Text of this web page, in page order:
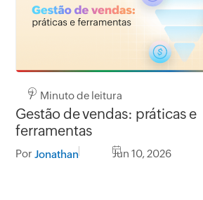
7 Minuto de leitura
Gestão de vendas: práticas e
ferramentas
Por Jonathan Jun 10, 2026